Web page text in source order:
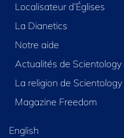
Localisateur d’Églises
La Dianetics
Notre aide
Actualités de Scientology
La religion de Scientology
Magazine Freedom
English